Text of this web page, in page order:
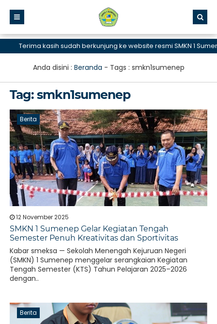
Terima kasih sudah berkunjung ke website resmi SMKN 1
Anda disini : Beranda - Tags : smkn1sumenep
Tag: smkn1sumenep
Berita
12 November 2025
SMKN 1 Sumenep Gelar Kegiatan Tengah
Semester Penuh Kreativitas dan Sportivitas
Kabar smeksa — Sekolah Menengah Kejuruan Negeri
(SMKN) 1 Sumenep menggelar serangkaian Kegiatan
Tengah Semester (KTS) Tahun Pelajaran 2025–2026
dengan..
Berita